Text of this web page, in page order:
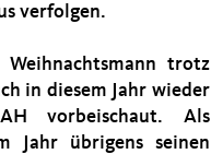
verfolgen.
trotz
in diesem Jahr wieder
vorbeischaut. Als
Jahr übrigens seinen